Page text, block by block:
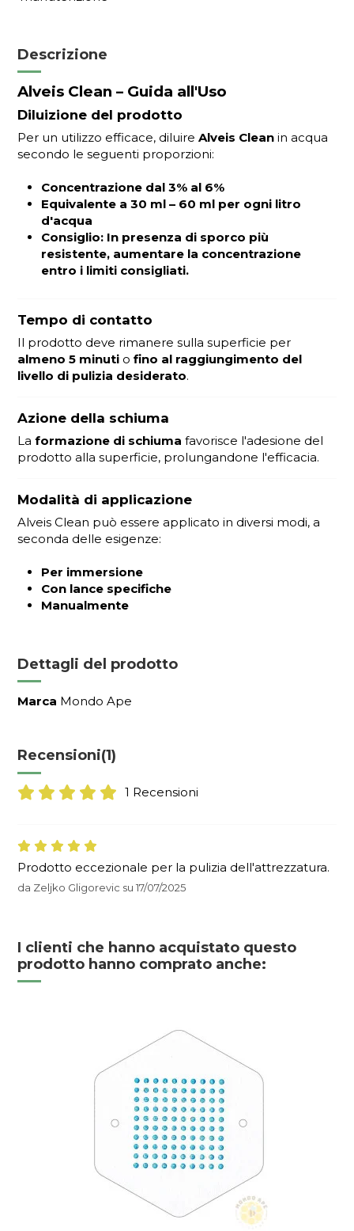
Descrizione
Alveis Clean – Guida all'Uso
Diluizione del prodotto
Per un utilizzo efficace, diluireAlveis Clean in acqua
secondo le seguenti proporzioni:
Concentrazione dal 3% al 6%
Equivalente a 30 ml – 60 ml per ogni litro
d'acqua
Consiglio: In presenza di sporco più
resistente, aumentare la concentrazione
entro i limiti consigliati.
Tempo di contatto
Il prodotto deve rimanere sulla superficie per
almeno 5 minuti ofino al raggiungimento del
livello di pulizia desiderato.
Azione della schiuma
Laformazione di schiuma favorisce l'adesione del
prodotto alla superficie, prolungandone l'efficacia.
Modalità di applicazione
Alveis Clean può essere applicato in diversi modi, a
seconda delle esigenze:
Per immersione
Con lance specifiche
Manualmente
Dettagli del prodotto
Marca Mondo Ape
Recensioni(1)
1 Recensioni
Prodotto eccezionale per la pulizia dell'attrezzatura.
da Zeljko Gligorevic su17/07/2025
I clienti che hanno acquistato questo
prodotto hanno comprato anche: